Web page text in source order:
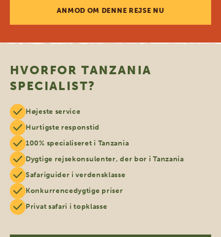
ANMOD OM DENNE REJSE NU
HVORFOR TANZANIA
SPECIALIST?
Højeste service
Hurtigste responstid
100% specialiseret i Tanzania
Dygtige rejsekonsulenter, der bor i Tanzania
Safariguider i verdensklasse
Konkurrencedygtige priser
Privat safari i topklasse